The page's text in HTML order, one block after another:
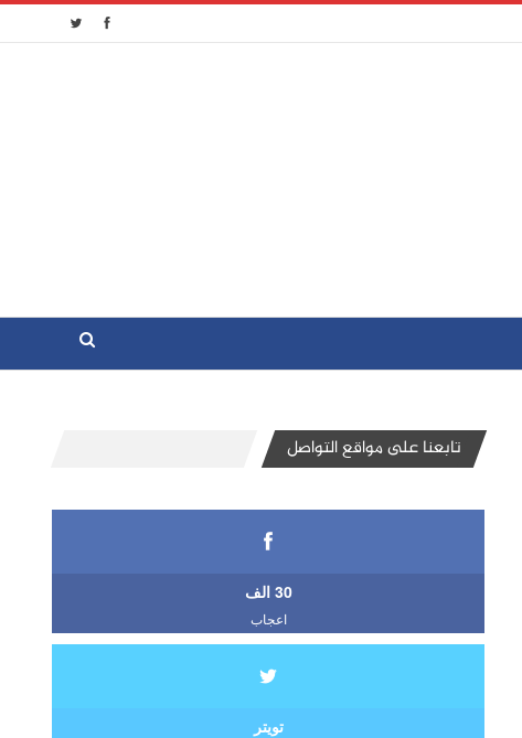
تابعنا على مواقع التواصل
30 الف
اعجاب
تويتر